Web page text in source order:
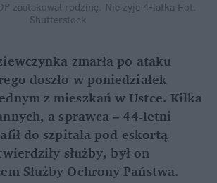
zaatakował rodzinę. Nie żyje 4-latka Fot.
Shutterstock
zmarła po ataku
doszło w poniedziałek
z mieszkań w Ustce. Kilka
a sprawca – 44-letni
do szpitala pod eskortą
służby, był on
Służby Ochrony Państwa.